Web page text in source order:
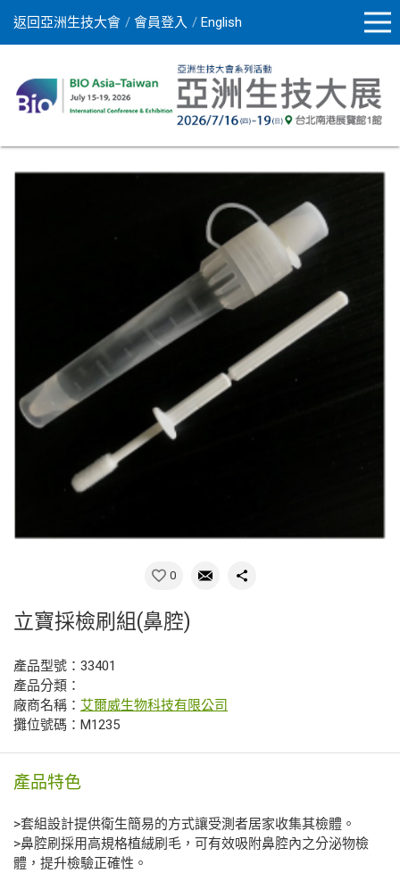
返回亞洲生技大會 會員登入 English
0
立寶採檢刷組(鼻腔)
產品型號：33401
產品分類：
廠商名稱： 艾爾威生物科技有限公司
攤位號碼：M1235
產品特色
>套組設計提供衛生簡易的方式讓受測者居家收集其檢體。
>鼻腔刷採用高規格植絨刷毛，可有效吸附鼻腔內之分泌物檢
體，提升檢驗正確性。